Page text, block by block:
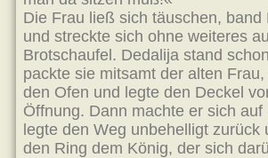
Die Frau ließ sich täuschen, band
und streckte sich ohne weiteres
Brotschaufel. Dedalija stand
packte sie mitsamt der alten
den Ofen und legte den Deckel
Öffnung. Dann machte er sich auf
legte den Weg unbehelligt zurück
den Ring dem König, der sich